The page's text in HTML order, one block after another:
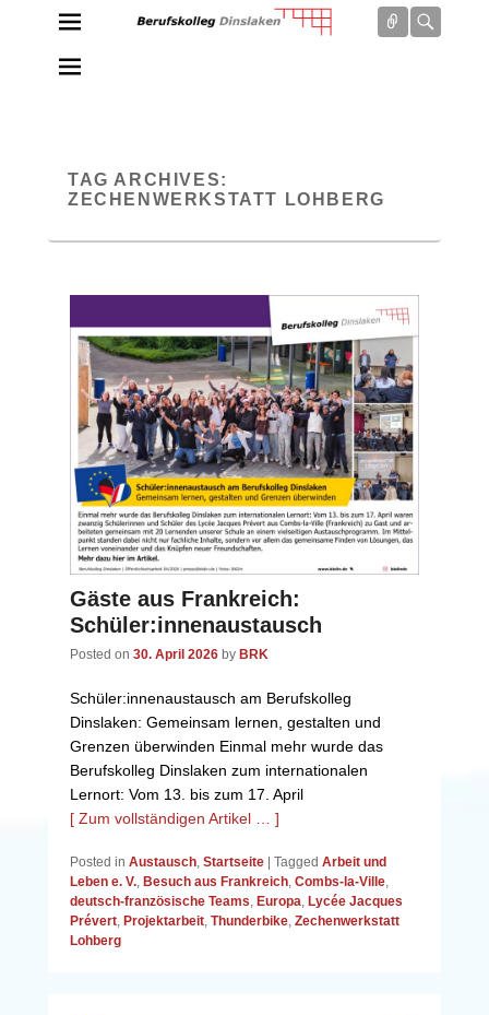
Connect
TAG ARCHIVES:
ZECHENWERKSTATT LOHBERG
Gäste aus Frankreich:
Schüler:innenaustausch
Posted on 30. April 2026 by BRK
Schüler:innenaustausch am Berufskolleg
Dinslaken: Gemeinsam lernen, gestalten und
Grenzen überwinden Einmal mehr wurde das
Berufskolleg Dinslaken zum internationalen
Lernort: Vom 13. bis zum 17. April
[ Zum vollständigen Artikel … ]
Posted in Austausch, Startseite | Tagged Arbeit und
Leben e. V., Besuch aus Frankreich, Combs-la-Ville,
deutsch-französische Teams, Europa, Lycée Jacques
Prévert, Projektarbeit, Thunderbike, Zechenwerkstatt
Lohberg